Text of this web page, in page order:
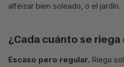
alféizar bien soleado, o el jardín.
¿cada cuánto se
Escaso pero regular. Riega